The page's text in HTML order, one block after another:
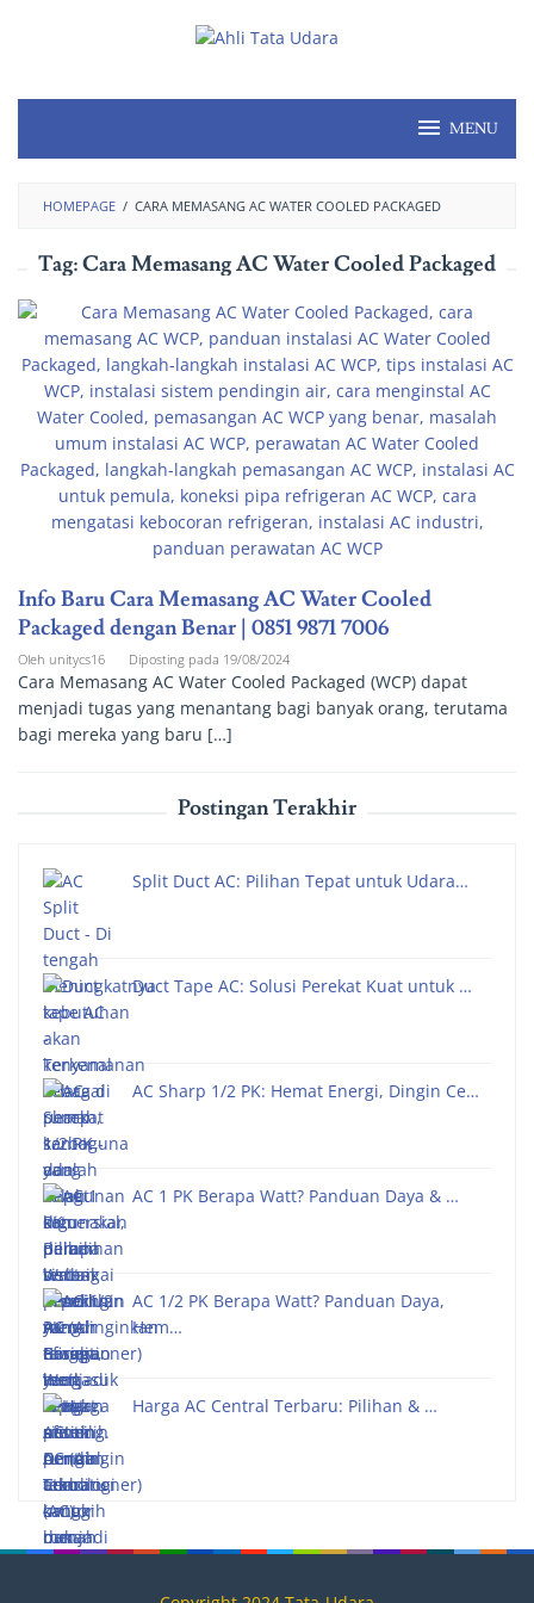
MENU
HOMEPAGE / CARA MEMASANG AC WATER COOLED PACKAGED
Tag:Cara Memasang AC Water Cooled Packaged
Info Baru Cara Memasang AC Water Cooled
Packaged dengan Benar | 0851 9871 7006
Oleh unitycs16 Diposting pada 19/08/2024
Cara Memasang AC Water Cooled Packaged (WCP) dapat
menjadi tugas yang menantang bagi banyak orang, terutama
bagi mereka yang baru […]
Postingan Terakhir
Split Duct AC: Pilihan Tepat untuk Udara…
Duct Tape AC: Solusi Perekat Kuat untuk …
AC Sharp 1/2 PK: Hemat Energi, Dingin Ce…
AC 1 PK Berapa Watt? Panduan Daya & …
AC 1/2 PK Berapa Watt? Panduan Daya,
Hem…
Harga AC Central Terbaru: Pilihan & …